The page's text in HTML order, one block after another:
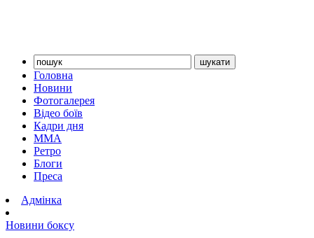
Головна
Новини
Фотогалерея
Відео боїв
Кадри дня
ММА
Ретро
Блоги
Преса
Адмінка
Новини боксу